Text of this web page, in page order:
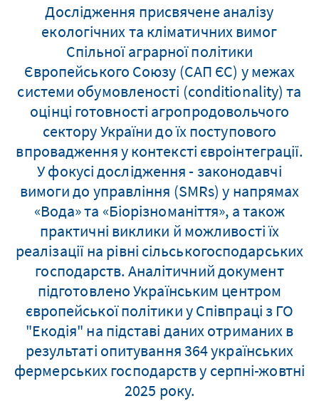
Дослідження присвячене аналізу
екологічних та кліматичних вимог
Спільної аграрної політики
Європейського Союзу (САП ЄС) у межах
системи обумовленості (conditionality) та
оцінці готовності агропродовольчого
сектору України до їх поступового
впровадження у контексті євроінтеграції.
У фокусі дослідження - законодавчі
вимоги до управління (SMRs) у напрямах
«Вода» та «Біорізноманіття», а також
практичні виклики й можливості їх
реалізації на рівні сільськогосподарських
господарств. Аналітичний документ
підготовлено Українським центром
європейської політики у Співпраці з ГО
"Екодія" на підставі даних отриманих в
результаті опитування 364 українських
фермерських господарств у серпні-жовтні
2025 року.